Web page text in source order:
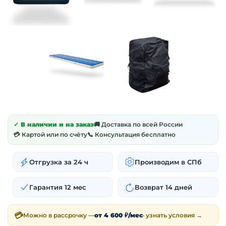
✓ В наличии и на заказ🚚 Доставка по всей России
💳 Картой или по счёту📞 Консультация бесплатно
Отгрузка за 24 ч Производим в СПб
Гарантия 12 мес Возврат 14 дней
💳Можно в рассрочку —от 4 600 ₽/мес· узнать условия →